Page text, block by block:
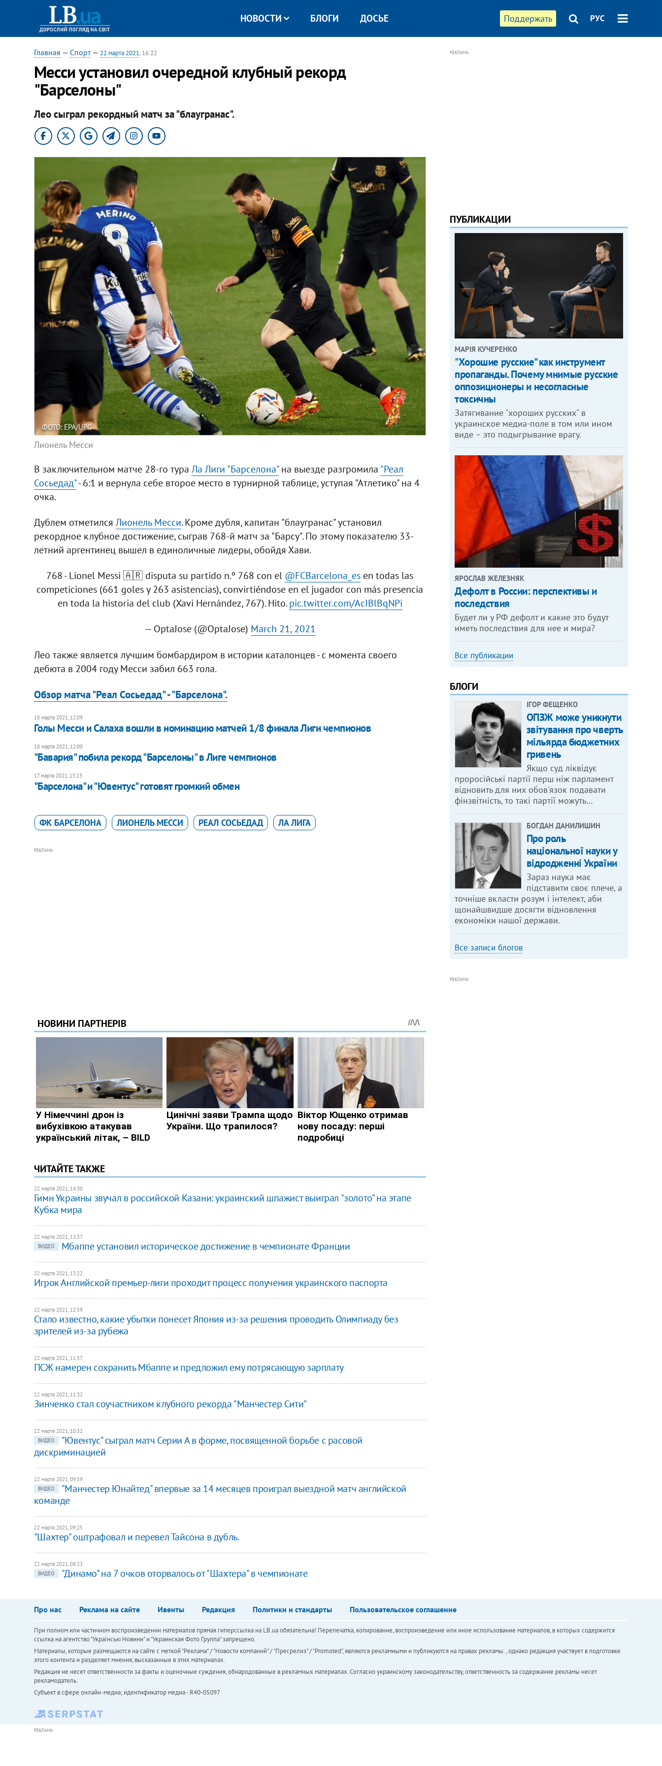
Поддержать РУС
НОВОСТИ БЛОГИ ДОСЬЕ
Главная — Спорт— 22 марта 2021, 16:22
Месси установил очередной клубный рекорд
"Барселоны"
Лео сыграл рекордный матч за "блаугранас".
ФОТО: EPA/UPG
Лионель Месси
В заключительном матче 28-го тура Ла Лиги "Барселона"на выезде разгромила "Реал
Сосьедад"- 6:1 и вернула себе второе место в турнирной таблице, уступая "Атлетико" на 4
очка.
Дублем отметился Лионель Месси. Кроме дубля, капитан "блаугранас" установил
рекордное клубное достижение, сыграв 768-й матч за "Барсу". По этому показателю 33-
летний аргентинец вышел в единоличные лидеры, обойдя Хави.
768 - Lionel Messi 🇦🇷 disputa su partido n.º 768 con el @FCBarcelona_es en todas las
competiciones (661 goles y 263 asistencias), convirtiéndose en el jugador con más presencia
en toda la historia del club (Xavi Hernández, 767). Hito.pic.twitter.com/AcIBlBqNPi
— OptaJose (@OptaJose) March 21, 2021
Лео также является лучшим бомбардиром в истории каталонцев - с момента своего
дебюта в 2004 году Месси забил 663 гола.
Обзор матча "Реал Сосьедад" - "Барселона".
18 марта 2021, 12:09
Голы Месси и Салаха вошли в номинацию матчей 1/8 финала Лиги чемпионов
18 марта 2021, 12:00
"Бавария" побила рекорд "Барселоны" в Лиге чемпионов
17 марта 2021, 15:23
"Барселона" и "Ювентус" готовят громкий обмен
ФК БАРСЕЛОНА ЛИОНЕЛЬ МЕССИ РЕАЛ СОСЬЕДАД ЛА ЛИГА
РЕКЛАМА
ЧИТАЙТЕ ТАКЖЕ
22 марта 2021, 14:30
Гимн Украины звучал в российской Казани: украинский шпажист выиграл "золото" на этапе
Кубка мира
22 марта 2021, 13:37
ВИДЕО
Мбаппе установил историческое достижение в чемпионате Франции
22 марта 2021, 13:22
Игрок Английской премьер-лиги проходит процесс получения украинского паспорта
22 марта 2021, 12:59
Стало известно, какие убытки понесет Япония из-за решения проводить Олимпиаду без
зрителей из-за рубежа
22 марта 2021, 11:57
ПСЖ намерен сохранить Мбаппе и предложил ему потрясающую зарплату
22 марта 2021, 11:32
Зинченко стал соучастником клубного рекорда "Манчестер Сити"
22 марта 2021, 10:32
ВИДЕО
"Ювентус" сыграл матч Серии А в форме, посвященной борьбе с расовой
дискриминацией
22 марта 2021, 09:59
ВИДЕО
"Манчестер Юнайтед" впервые за 14 месяцев проиграл выездной матч английской
команде
22 марта 2021, 09:25
"Шахтер" оштрафовал и перевел Тайсона в дубль.
22 марта 2021, 08:23
ВИДЕО
"Динамо" на 7 очков оторвалось от "Шахтера" в чемпионате
РЕКЛАМА
ПУБЛИКАЦИИ
МАРІЯ КУЧЕРЕНКО
"Хорошие русские" как инструмент
пропаганды. Почему мнимые русские
оппозиционеры и несогласные
токсичны
Затягивание "хороших русских" в
украинское медиа-поле в том или ином
виде – это подыгрывание врагу.
ЯРОСЛАВ ЖЕЛЕЗНЯК
Дефолт в России: перспективы и
последствия
Будет ли у РФ дефолт и какие это будут
иметь последствия для нее и мира?
Все публикации
БЛОГИ
ІГОР ФЕЩЕНКО
ОПЗЖ може уникнути
звітування про чверть
мільярда бюджетних
гривень
Якщо суд ліквідує
проросійські партії перш ніж парламент
відновить для них обов'язок подавати
фінзвітність, то такі партії можуть…
БОГДАН ДАНИЛИШИН
Про роль
національної науки у
відродженні України
Зараз наука має
підставити своє плече, а
точніше вкласти розум і інтелект, аби
щонайшвидше досягти відновлення
економіки нашої держави.
Все записи блогов
РЕКЛАМА
Про нас Реклама на сайте Ивенты Редакция Политики и стандарты Пользовательское соглашение
При полном или частичном воспроизведении материалов прямая гиперссылка на LB.ua обязательна! Перепечатка, копирование, воспроизведение или иное использование материалов, в которых содержится
ссылка на агентство "Українськi Новини" и "Украинская Фото Группа" запрещено.
Материалы, которые размещаются на сайте с меткой "Реклама" / "Новости компаний" / "Пресрелиз" / "Promoted", являются рекламными и публикуются на правах рекламы. , однако редакция участвует в подготовке
этого контента и разделяет мнения, высказанные в этих материалах.
Редакция не несет ответственности за факты и оценочные суждения, обнародованные в рекламных материалах. Согласно украинскому законодательству, ответственность за содержание рекламы несет
рекламодатель.
Субъект в сфере онлайн-медиа; идентификатор медиа - R40-05097
РЕКЛАМА